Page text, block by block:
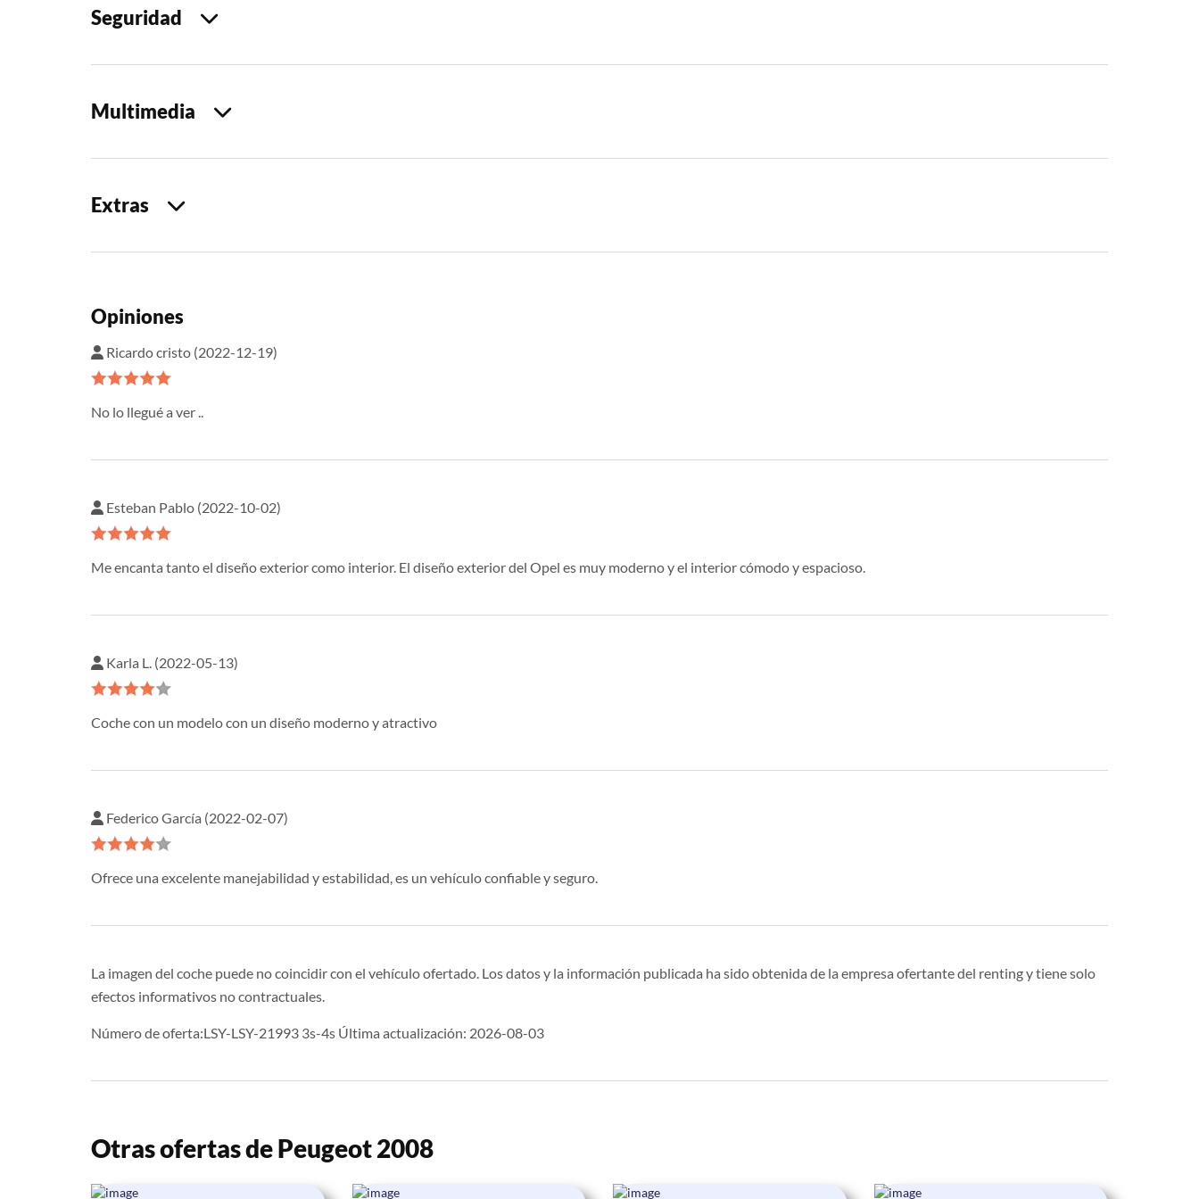
Seguridad
Multimedia
Extras
Opiniones
Ricardo cristo (2022-12-19)
No lo llegué a ver ..
Esteban Pablo (2022-10-02)
Me encanta tanto el diseño exterior como interior. El diseño exterior del Opel es muy moderno y el interior cómodo y espacioso.
Karla L. (2022-05-13)
Coche con un modelo con un diseño moderno y atractivo
Federico García (2022-02-07)
Ofrece una excelente manejabilidad y estabilidad, es un vehículo confiable y seguro.
La imagen del coche puede no coincidir con el vehículo ofertado. Los datos y la información publicada ha sido obtenida de la empresa ofertante del renting y tiene solo
efectos informativos no contractuales.
Número de oferta:LSY-LSY-21993 3s-4s Última actualización: 2026-08-03
Otras ofertas de Peugeot 2008